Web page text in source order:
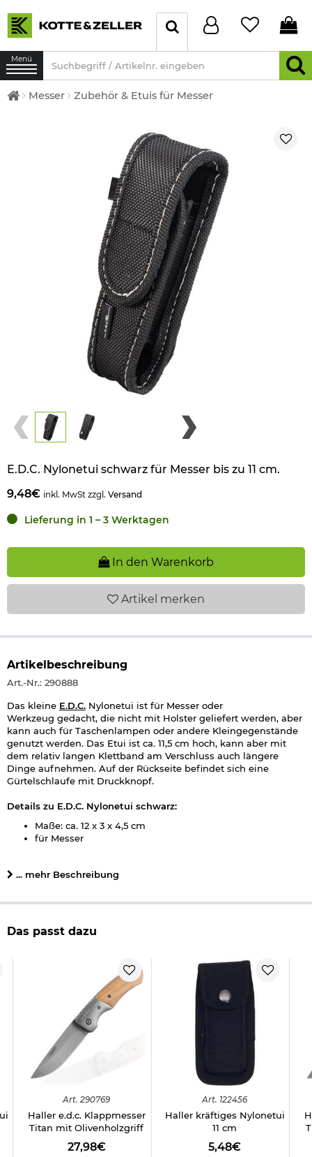
Menü
Messer Zubehör & Etuis für Messer
E.D.C. Nylonetui schwarz für Messer bis zu 11 cm.
9,48€ inkl. MwSt zzgl. Versand
Lieferung in 1 – 3 Werktagen
In den Warenkorb
Artikel merken
Artikelbeschreibung
Art.-Nr.: 290888
Das kleine E.D.C. Nylonetui ist für Messer oder
Werkzeug gedacht, die nicht mit Holster geliefert werden, aber
kann auch für Taschenlampen oder andere Kleingegenstände
genutzt werden. Das Etui ist ca. 11,5 cm hoch, kann aber mit
dem relativ langen Klettband am Verschluss auch längere
Dinge aufnehmen. Auf der Rückseite befindet sich eine
Gürtelschlaufe mit Druckknopf.
Details zu E.D.C. Nylonetui schwarz:
Maße: ca. 12 x 3 x 4,5 cm
für Messer
mit Gürtelschlaufe und Druckknopf auf der Rückseite
Farbe: schwarz mit weißer Naht
Marke: E.D.C.
... mehr Beschreibung
Das passt dazu
Art. 290769
Haller e.d.c. Klappmesser
Titan mit Olivenholzgriff
27,98€
Art. 122456
Haller kräftiges Nylonetui
11 cm
5,48€